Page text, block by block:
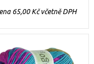
65,00 Kč včetně DPH